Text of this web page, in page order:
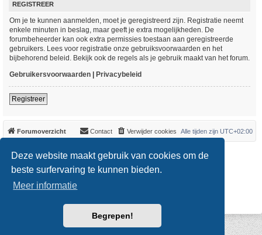
Deze website maakt gebruik van cookies om de
beste surfervaring te kunnen bieden.
Meer informatie
Begrepen!
REGISTREER
Om je te kunnen aanmelden, moet je geregistreerd zijn. Registratie neemt
enkele minuten in beslag, maar geeft je extra mogelijkheden. De
forumbeheerder kan ook extra permissies toestaan aan geregistreerde
gebruikers. Lees voor registratie onze gebruiksvoorwaarden en het
bijbehorend beleid. Bekijk ook de regels als je gebruik maakt van het forum.
Gebruikersvoorwaarden | Privacybeleid
Registreer
Forumoverzicht Alle tijden zijn UTC+02:00
Verwijder cookies
Contact
*Original Author:Brad Veryard
*Updated to 3.3.x by MannixMD
* Style version: 3.4.0
Powered by